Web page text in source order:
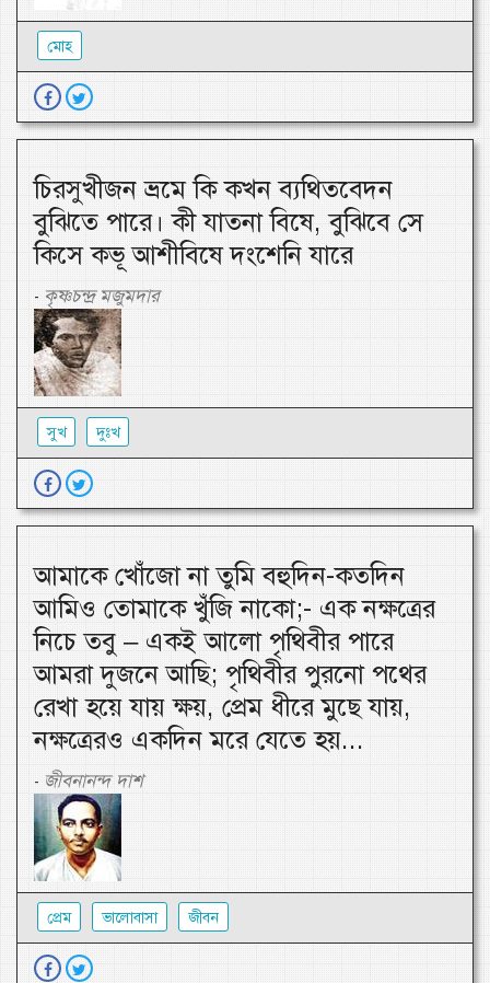
মোহ
চিরসুখীজন ভ্রমে কি কখন ব্যথিতবেদন
বুঝিতে পারে। কী যাতনা বিষে, বুঝিবে সে
কিসে কভূ আশীবিষে দংশেনি যারে
- কৃষ্ণচন্দ্র মজুমদার
সুখ দুঃখ
আমাকে খোঁজো না তুমি বহুদিন-কতদিন
আমিও তোমাকে খুঁজি নাকো;- এক নক্ষত্রের
নিচে তবু – একই আলো পৃথিবীর পারে
আমরা দুজনে আছি; পৃথিবীর পুরনো পথের
রেখা হয়ে যায় ক্ষয়, প্রেম ধীরে মুছে যায়,
নক্ষত্রেরও একদিন মরে যেতে হয়...
- জীবনানন্দ দাশ
প্রেম ভালোবাসা জীবন